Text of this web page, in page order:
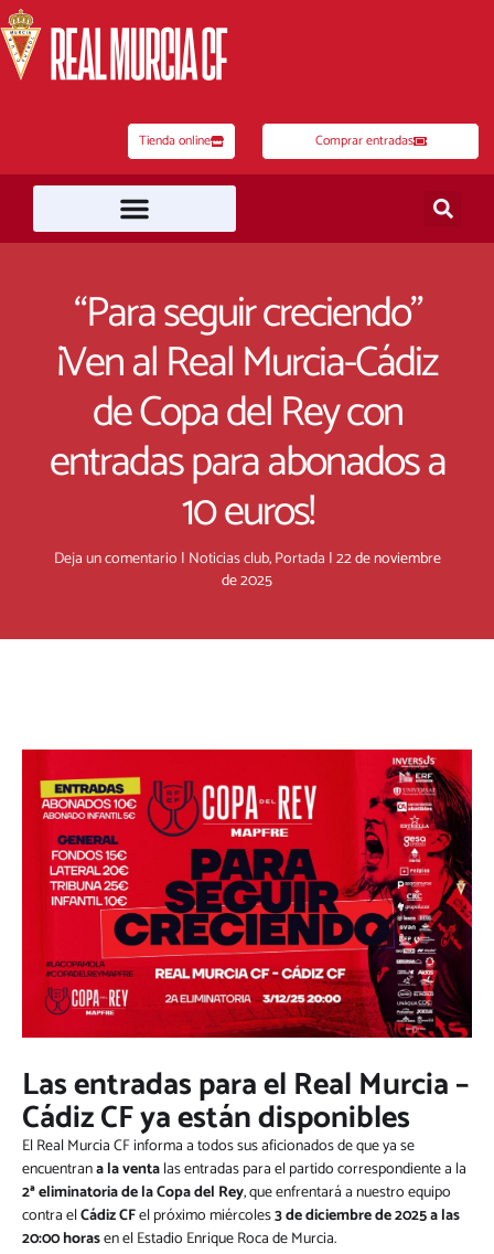
al
contenido
Tienda online Comprar entradas
“Para seguir creciendo”
¡Ven al Real Murcia-Cádiz
de Copa del Rey con
entradas para abonados a
10 euros!
Deja un comentario | Noticias club,Portada |22 de noviembre
de 2025
Las entradas para el Real Murcia –
Cádiz CF ya están disponibles
El Real Murcia CF informa a todos sus aficionados de que ya se
encuentrana la ventalas entradas para el partido correspondiente a la
2ª eliminatoria de la Copa del Rey, que enfrentará a nuestro equipo
contra elCádiz CFel próximo miércoles3 de diciembre de 2025 a las
20:00 horasen el Estadio Enrique Roca de Murcia.